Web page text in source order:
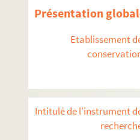
Présentation
Etablissement
Intitulé de l'instrument
Ms_1154_16_6. Guerre
Ms_1154_16_7.
Ms_1154_16_8.
Ms_1154_16_10.
Ms_1154_16_11.